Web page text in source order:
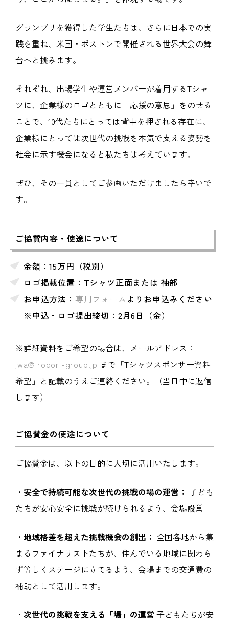
グランプリを獲得した学生たちは、さらに日本での実
践を重ね、米国・ボストンで開催される世界大会の舞
台へと挑みます。
それぞれ、出場学生や運営メンバーが着用するTシャ
ツに、企業様のロゴとともに「応援の意思」をのせる
ことで、10代たちにとっては背中を押される存在に、
企業様にとっては次世代の挑戦を本気で支える姿勢を
社会に示す機会になると私たちは考えています。
ぜひ、その一員としてご参画いただけましたら幸いで
す。
ご協賛内容・使途について
金額：15万円（税別）
ロゴ掲載位置：Tシャツ正面または 袖部
お申込方法： 専用フォーム よりお申込みください
※申込・ロゴ提出締切：2月6日（金）
※詳細資料をご希望の場合は、メールアドレス：
jwa@irodori-group.jp まで「Tシャツスポンサー資料
希望」と記載のうえご連絡ください。（当日中に返信
します）
ご協賛金の使途について
ご協賛金は、以下の目的に大切に活用いたします。
・ 安全で持続可能な次世代の挑戦の場の運営： 子ども
たちが安心安全に挑戦が続けられるよう、会場設営
・ 地域格差を超えた挑戦機会の創出： 全国各地から集
まるファイナリストたちが、住んでいる地域に関わら
ず等しくステージに立てるよう、会場までの交通費の
補助として活用します。
・ 次世代の挑戦を支える「場」の運営 子どもたちが安